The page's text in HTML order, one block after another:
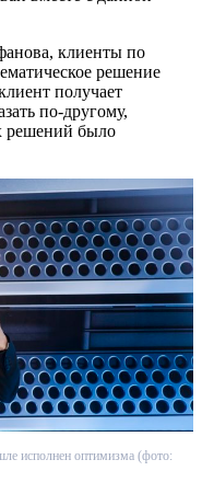
клиенты по
решение
получает
по-другому,
решений было
исполнен оптимизма (фото: